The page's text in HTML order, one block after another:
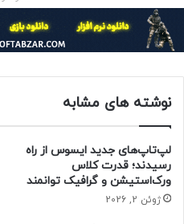
نوشته های مشابه
لپ‌تاپ‌های جدید ایسوس از راه
رسیدند؛ قدرت کلاس
ورک‌استیشن و گرافیک توانمند
ژوئن 2, 2026